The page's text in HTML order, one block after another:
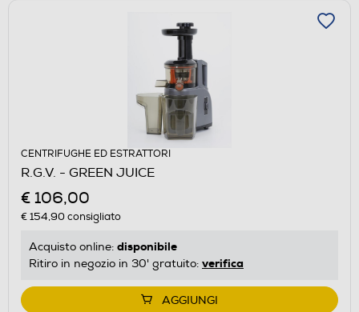
CENTRIFUGHE ED ESTRATTORI
R.G.V. - GREEN JUICE
€ 106,00
€ 154,90consigliato
Acquisto online: disponibile
Ritiro in negozio in 30' gratuito: verifica
AGGIUNGI